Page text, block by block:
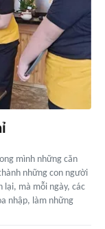
mình những căn
những con người
lại, mà mỗi ngày, các
nhập, làm những